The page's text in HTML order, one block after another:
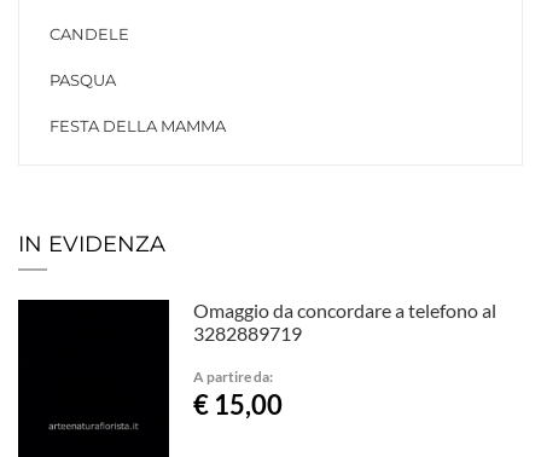
CANDELE
PASQUA
FESTA DELLA MAMMA
IN EVIDENZA
Omaggio da concordare a telefono al
3282889719
A partire da:
€ 15,00